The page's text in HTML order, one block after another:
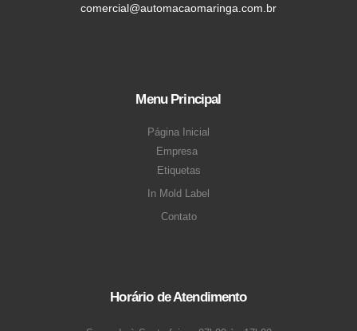
comercial@automacaomaringa.com.br
Menu Principal
Página Inicial
Empresa
Etiquetas
In Mold Label
Contato
Horário de Atendimento